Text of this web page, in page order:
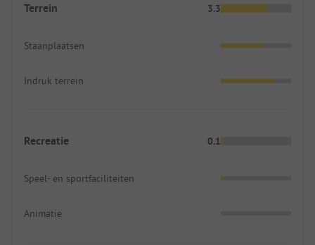
Terrein 3.3
Staanplaatsen
Indruk terrein
Recreatie 0.1
Speel- en sportfaciliteiten
Animatie